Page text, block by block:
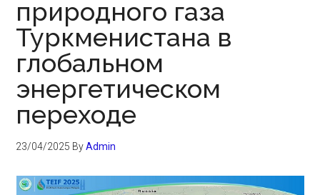
природного газа
Туркменистана в
глобальном
энергетическом
переходе
23/04/2025 ByAdmin